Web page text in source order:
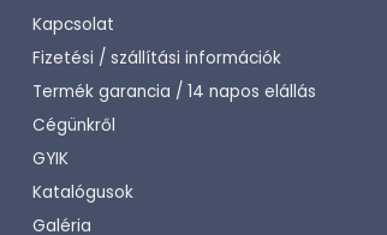
Kapcsolat
Fizetési / szállítási információk
Termék garancia / 14 napos elállás
Cégünkről
GYIK
Katalógusok
Galéria